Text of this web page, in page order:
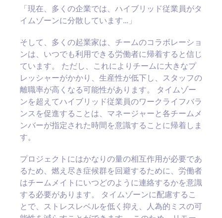
「現在、多くの企業では、ハイブリッド従業員がタ
イムゾーンに分散しています…」
そして、多くの起業家は、チームのコラボレーショ
ンは、いつでも利用できる労働者に帰着すると信じ
ています。 ただし、これによりチームに大きなプ
レッシャーがかかり、生産性が低下し、スタッフの
離職率が高くなる可能性があります。 タイムゾー
ンを超えてハイブリッド従業員のワークライフバラ
ンスを促進することは、マネージャーと各チームメ
ンバーが指定された時間を意識することに帰着しま
す。
プロジェクトにはかなりの量の相互作用が必要であ
るため、燃え尽き症候群を回避するために、労働者
はチームメイトにいつどのように連絡するかを意識
する必要があります。 タイムゾーンに配慮するこ
とで、ストレスレベルを低く抑え、人為的ミスの可